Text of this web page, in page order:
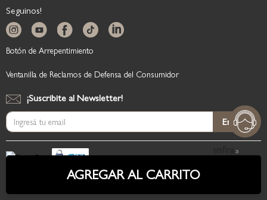
AGREGAR AL CARRITO
¡Suscribite al Newsletter!
Suscríbase
al
boletín
informativo:
Enviar
Seguinos!
Botón de Arrepentimiento
Ventanilla de Reclamos de Defensa del Consumidor
Copyright © 2026, BedTime.
Políticas de Privacidad |Aviso Legal